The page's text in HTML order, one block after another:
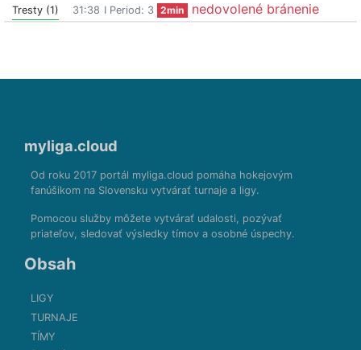
Tresty (1) 31:38 I Period: 3 2min nedovolené bránenie
myliga.cloud
Od roku 2017 portál myliga.cloud pomáha hokejovým
fanúšikom na Slovensku vytvárať turnaje a ligy.
Pomocou služby môžete vytvárať udalosti, pozývať
priateľov, sledovať výsledky tímov a osobné úspechy.
Obsah
LIGY
TURNAJE
TÍMY